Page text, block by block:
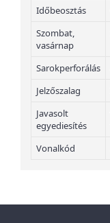
Időbeosztás
Szombat,
vasárnap
Sarokperforálás
Jelzőszalag
Javasolt
egyediesítés
Vonalkód